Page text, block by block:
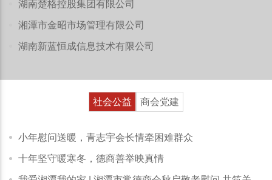
湖南楚格控股集团有限公司
湘潭市金昭市场管理有限公司
湖南新蓝恒成信息技术有限公司
社会公益 商会党建
小年慰问送暖，青志宇会长情牵困难群众
十年坚守暖寒冬，德商善举映真情